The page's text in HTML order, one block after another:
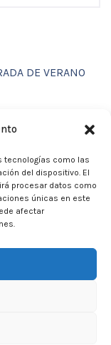
tecnologías como las
del dispositivo. El
procesar datos como
únicas en este
afectar
DE VERANO
2026 – CLUB